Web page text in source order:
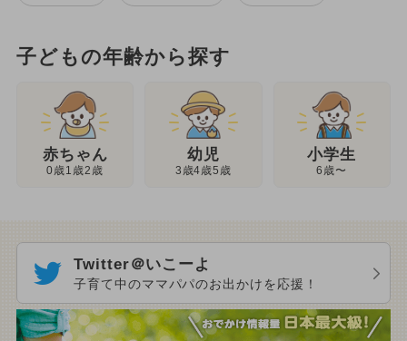
子どもの年齢から探す
赤ちゃん
0歳1歳2歳
幼児
3歳4歳5歳
小学生
6歳〜
Twitter＠いこーよ
子育て中のママパパのお出かけを応援！